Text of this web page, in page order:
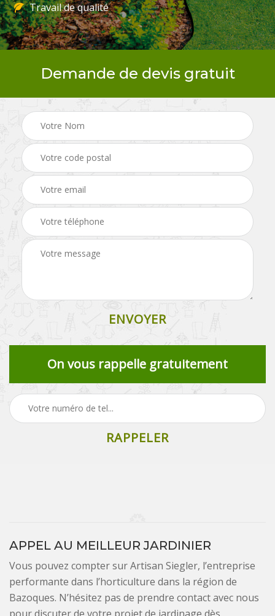
Travail de qualité
Demande de devis gratuit
On vous rappelle gratuitement
APPEL AU MEILLEUR JARDINIER
Vous pouvez compter sur Artisan Siegler, l’entreprise
performante dans l’horticulture dans la région de
Bazoques. N’hésitez pas de prendre contact avec nous